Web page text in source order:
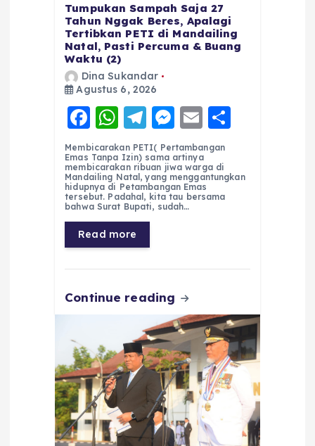
Tumpukan Sampah Saja 27
Tahun Nggak Beres, Apalagi
Tertibkan PETI di Mandailing
Natal, Pasti Percuma & Buang
Waktu (2)
Dina Sukandar
Agustus 6, 2026
F
a
c
e
b
o
o
k
W
h
a
ts
A
p
p
T
el
e
g
r
a
m
M
e
ss
e
n
E
m
ai
l
re
Membicarakan PETI( Pertambangan
Emas Tanpa Izin) sama artinya
membicarakan ribuan jiwa warga di
Mandailing Natal, yang menggantungkan
hidupnya di Petambangan Emas
tersebut. Padahal, kita tau bersama
bahwa Surat Bupati, sudah…
Read more
Continue reading